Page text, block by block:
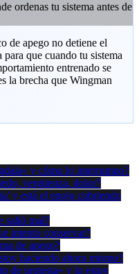
ordenas tu sistema antes de
de apego no detiene el
que cuando tu sistema
entrenado se
la brecha que Wingman
y cómo lo interrumpo?
vergüenza, dolor?
y está el enojo cubriendo
salió mal?
intento conservar?
de apego?
haciendo ahora mismo?
de protesta» y lo estoy